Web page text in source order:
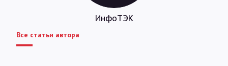
ИнфоТЭК
Все статьи автора